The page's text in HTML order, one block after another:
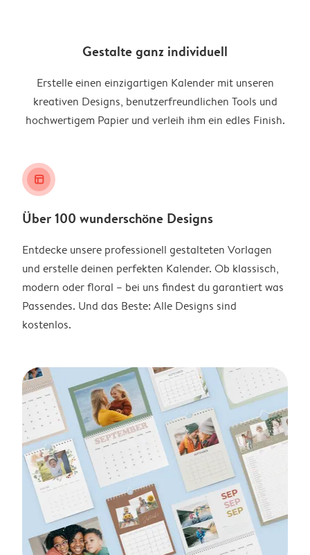
Gestalte ganz individuell
Erstelle einen einzigartigen Kalender mit unseren
kreativen Designs, benutzerfreundlichen Tools und
hochwertigem Papier und verleih ihm ein edles Finish.
layout_alt
Über 100 wunderschöne Designs
Entdecke unsere professionell gestalteten Vorlagen
und erstelle deinen perfekten Kalender. Ob klassisch,
modern oder floral – bei uns findest du garantiert was
Passendes. Und das Beste: Alle Designs sind
kostenlos.